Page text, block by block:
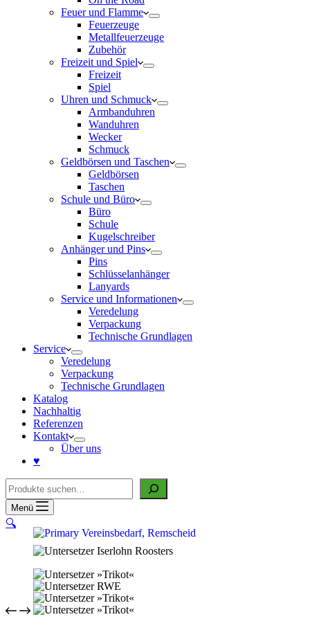
Feuer und Flamme
Feuerzeuge
Metallfeuerzeuge
Zubehör
Freizeit und Spiel
Freizeit
Spiel
Uhren und Schmuck
Armbanduhren
Wanduhren
Wecker
Schmuck
Geldbörsen und Taschen
Geldbörsen
Taschen
Schule und Büro
Büro
Schule
Kugelschreiber
Anhänger und Pins
Pins
Schlüsselanhänger
Lanyards
Service und Informationen
Veredelung
Verpackung
Technische Grundlagen
Service
Veredelung
Verpackung
Technische Grundlagen
Katalog
Nachhaltig
Referenzen
Kontakt
Über uns
♥
Suche
Menü
🔍